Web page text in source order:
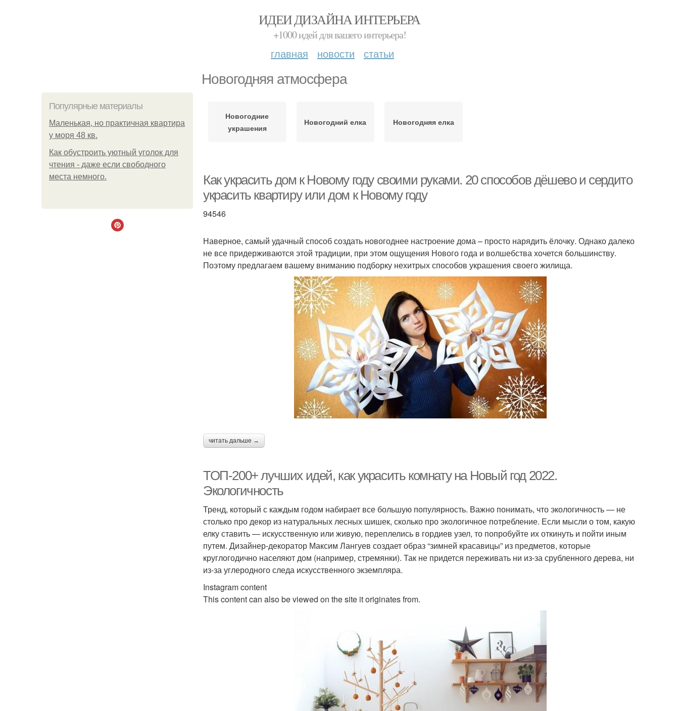
ИДЕИ ДИЗАЙНА ИНТЕРЬЕРА
+1000 идей для вашего интерьера!
главная новости статьи
Новогодняя атмосфера
Популярные материалы
Маленькая, но практичная квартира
у моря 48 кв.
Как обустроить уютный уголок для
чтения - даже если свободного
места немного.
Новогодние
украшения
Новогодний елка Новогодняя елка
Как украсить дом к Новому году своими руками. 20 способов дёшево и сердито
украсить квартиру или дом к Новому году
94546
Наверное, самый удачный способ создать новогоднее настроение дома – просто нарядить ёлочку. Однако далеко
не все придерживаются этой традиции, при этом ощущения Нового года и волшебства хочется большинству.
Поэтому предлагаем вашему вниманию подборку нехитрых способов украшения своего жилища.
читать дальше →
ТОП-200+ лучших идей, как украсить комнату на Новый год 2022.
Экологичность
Тренд, который с каждым годом набирает все большую популярность. Важно понимать, что экологичность — не
столько про декор из натуральных лесных шишек, сколько про экологичное потребление. Если мысли о том, какую
елку ставить — искусственную или живую, переплелись в гордиев узел, то попробуйте их откинуть и пойти иным
путем. Дизайнер-декоратор Максим Лангуев создает образ “зимней красавицы” из предметов, которые
круглогодично населяют дом (например, стремянки). Так не придется переживать ни из-за срубленного дерева, ни
из-за углеродного следа искусственного экземпляра.
Instagram content
This content can also be viewed on the site it originates from.